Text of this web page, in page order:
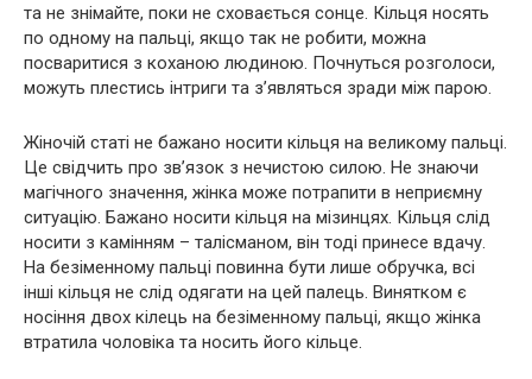
та не знімайте, поки не сховається сонце. Кільця носять
по одному на пальці, якщо так не робити, можна
посваритися з коханою людиною. Почнуться розголоси,
можуть плестись інтриги та з’являться зради між парою.
Жіночій статі не бажано носити кільця на великому пальці.
Це свідчить про зв’язок з нечистою силою. Не знаючи
магічного значення, жінка може потрапити в неприємну
ситуацію. Бажано носити кільця на мізинцях. Кільця слід
носити з камінням – талісманом, він тоді принесе вдачу.
На безіменному пальці повинна бути лише обручка, всі
інші кільця не слід одягати на цей палець. Винятком є
носіння двох кілець на безіменному пальці, якщо жінка
втратила чоловіка та носить його кільце.